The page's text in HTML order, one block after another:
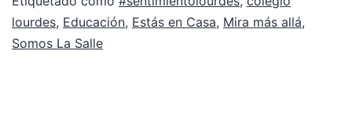
lourdes, Educación, Estás en Casa, Mira más allá,
Somos La Salle